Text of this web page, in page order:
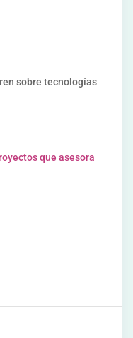
sobre tecnologías
que asesora